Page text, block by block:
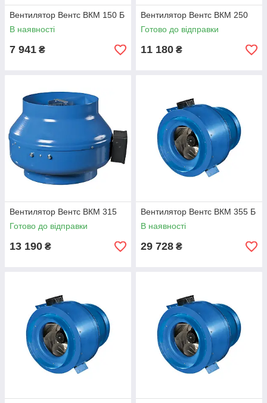
Вентилятор Вентс ВКМ 150 Б
В наявності
7 941 ₴
Вентилятор Вентс ВКМ 250
Готово до відправки
11 180 ₴
Вентилятор Вентс ВКМ 315
Готово до відправки
13 190 ₴
Вентилятор Вентс ВКМ 355 Б
В наявності
29 728 ₴